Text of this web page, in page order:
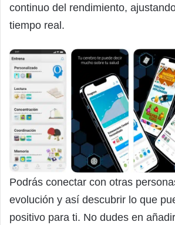
continuo del rendimiento,
tiempo real.
Podrás conectar con otras
evolución y así descubrir lo que
positivo para ti. No dudes en